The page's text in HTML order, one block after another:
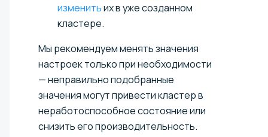
изменитьих в уже созданном
кластере.
Мы рекомендуем менять значения
настроек только при необходимости
— неправильно подобранные
значения могут привести кластер в
неработоспособное состояние или
снизить его производительность.